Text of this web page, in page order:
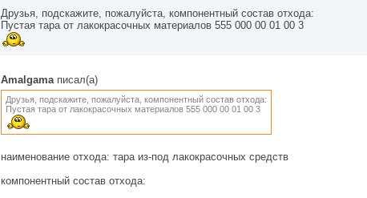
Друзья, подскажите, пожалуйста, компонентный состав отхода:
Пустая тара от лакокрасочных материалов 555 000 00 01 00 3
Amalgamaписал(а)
Друзья, подскажите, пожалуйста, компонентный состав отхода:
Пустая тара от лакокрасочных материалов 555 000 00 01 00 3
наименование отхода: тара из-под лакокрасочных средств
компонентный состав отхода: